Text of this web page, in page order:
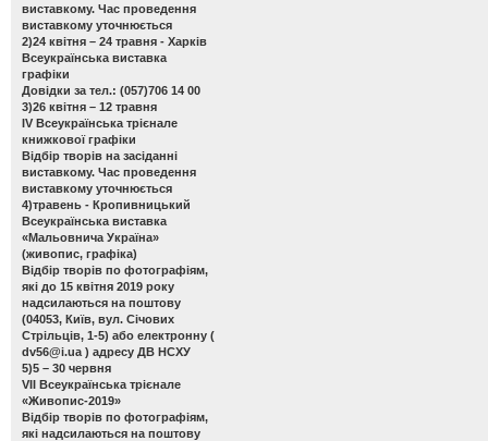
виставкому. Час проведення
виставкому уточнюється
2)24 квітня – 24 травня - Харків
Всеукраїнська виставка
графіки
Довідки за тел.: (057)706 14 00
3)26 квітня – 12 травня
ІV Всеукраїнська трієнале
книжкової графіки
Відбір творів на засіданні
виставкому. Час проведення
виставкому уточнюється
4)травень - Кропивницький
Всеукраїнська виставка
«Мальовнича Україна»
(живопис, графіка)
Відбір творів по фотографіям,
які до 15 квітня 2019 року
надсилаються на поштову
(04053, Київ, вул. Січових
Стрільців, 1-5) або електронну (
dv56@i.ua ) адресу ДВ НСХУ
5)5 – 30 червня
VІІ Всеукраїнська трієнале
«Живопис-2019»
Відбір творів по фотографіям,
які надсилаються на поштову